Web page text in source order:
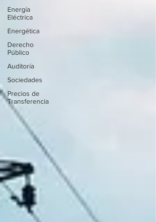
Energía
Eléctrica
Energética
Derecho
Público
Auditoría
Sociedades
Precios de
Transferencia